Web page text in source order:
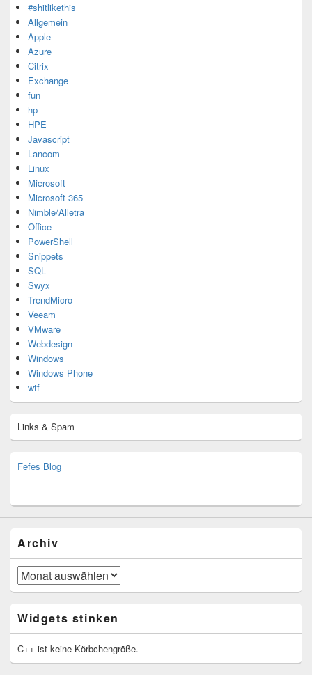
#shitlikethis
Allgemein
Apple
Azure
Citrix
Exchange
fun
hp
HPE
Javascript
Lancom
Linux
Microsoft
Microsoft 365
Nimble/Alletra
Office
PowerShell
Snippets
SQL
Swyx
TrendMicro
Veeam
VMware
Webdesign
Windows
Windows Phone
wtf
Links & Spam
Fefes Blog
Archiv
Archiv
Widgets stinken
C++ ist keine Körbchengröße.